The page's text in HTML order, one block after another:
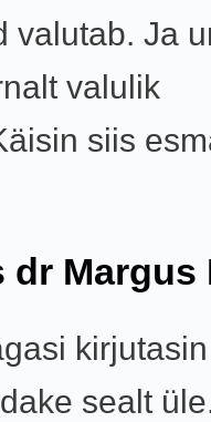
valutab. Ja
valulik
siis
dr Margus
sealt